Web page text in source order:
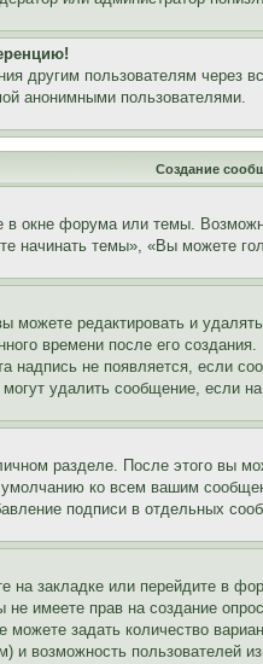
другим пользователям
анонимными пользователями.
Создание
окне форума или темы.
начинать темы», «Вы можете
редактировать и
времени после его
надпись не появляется, если
удалить сообщение, если на
разделе. После этого вы
ко всем вашим
подписи в отдельных
на закладке или перейдите в
имеете прав на создание
задать количество
возможность пользователей